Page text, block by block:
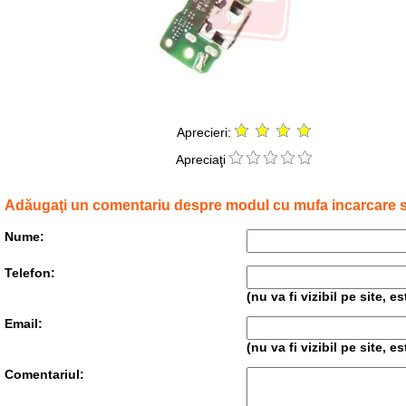
Aprecieri:
Apreciaţi
Adăugaţi un comentariu despre modul cu mufa incarcare
Nume:
Telefon:
(nu va fi vizibil pe site,
Email:
(nu va fi vizibil pe site,
Comentariul: